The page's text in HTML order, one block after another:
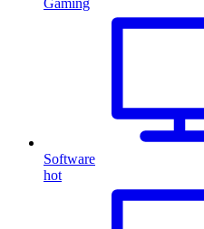
Gaming
Software
hot